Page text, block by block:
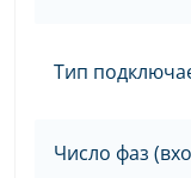
Тип
Число фаз